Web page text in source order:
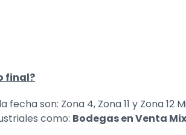
final?
son: Zona 4, Zona 11 y Zona 12
como: Bodegas en Venta